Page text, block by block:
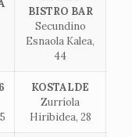
BISTRO BAR
Secundino
Esnaola Kalea,
44
KOSTALDE
Zurríola
Hiribidea, 28